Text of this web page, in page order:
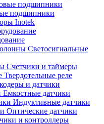
подшипники
Inotek
Светосигнальные
Счетчики и таймеры
Твердотельные реле
и датчики
Емкостные датчики
Индуктивные датчики
Оптические датчики